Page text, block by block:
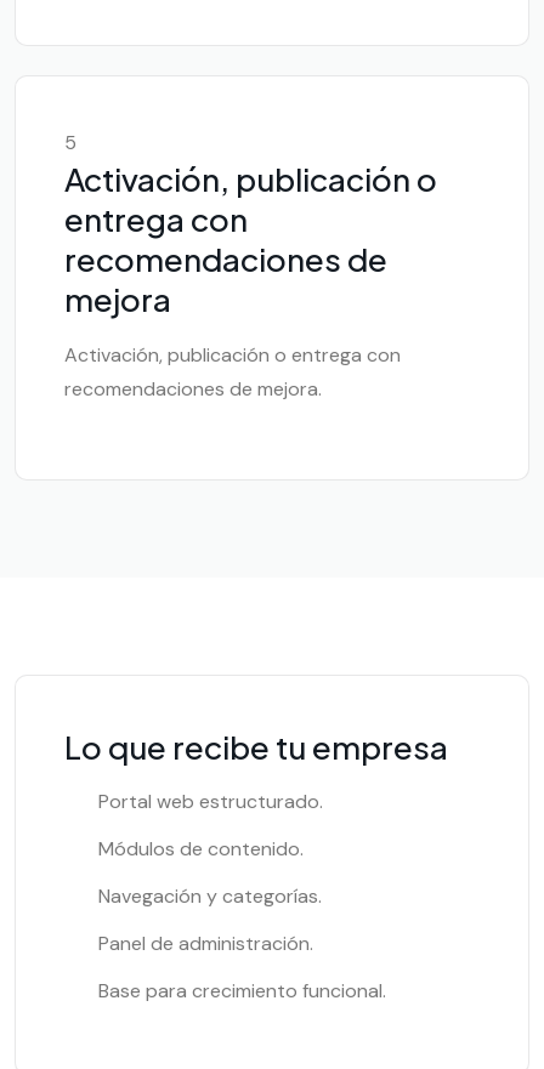
5
Activación, publicación o
entrega con
recomendaciones de
mejora
Activación, publicación o entrega con
recomendaciones de mejora.
Lo que recibe tu empresa
Portal web estructurado.
Módulos de contenido.
Navegación y categorías.
Panel de administración.
Base para crecimiento funcional.